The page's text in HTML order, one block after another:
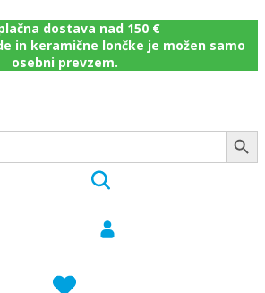
dostava nad 150 €
in keramične lončke je možen samo
osebni prevzem.
Search Button